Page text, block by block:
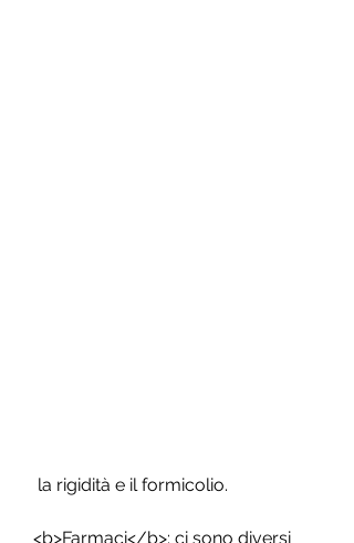
la rigidità e il formicolio.
<b>Farmaci</b>: ci sono diversi